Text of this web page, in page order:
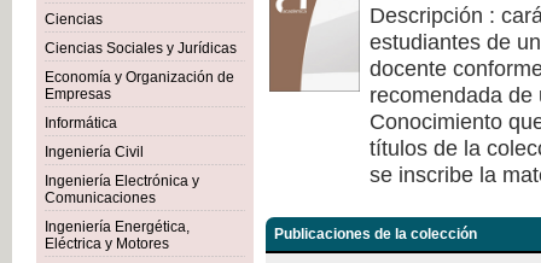
Ciencias
Ciencias Sociales y Jurídicas
Economía y Organización de
Empresas
Informática
Ingeniería Civil
Ingeniería Electrónica y
Comunicaciones
Ingeniería Energética,
Eléctrica y Motores
Descripción :
estudiantes de
docente
recomendada
Conocimiento
títulos de la
se inscribe la
Publicaciones de la colección